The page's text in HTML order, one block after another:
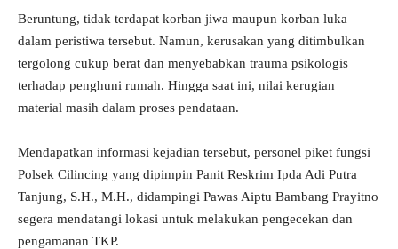
Beruntung, tidak terdapat korban jiwa maupun korban luka
dalam peristiwa tersebut. Namun, kerusakan yang ditimbulkan
tergolong cukup berat dan menyebabkan trauma psikologis
terhadap penghuni rumah. Hingga saat ini, nilai kerugian
material masih dalam proses pendataan.
Mendapatkan informasi kejadian tersebut, personel piket fungsi
Polsek Cilincing yang dipimpin Panit Reskrim Ipda Adi Putra
Tanjung, S.H., M.H., didampingi Pawas Aiptu Bambang Prayitno
segera mendatangi lokasi untuk melakukan pengecekan dan
pengamanan TKP.